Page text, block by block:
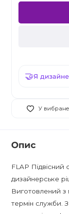
Я
У вибране
Опис
FLAP Підвісний
дизайнерське
Виготовлений з
термін служби.